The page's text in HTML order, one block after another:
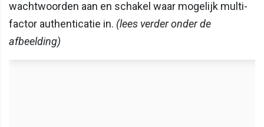
wachtwoorden aan en schakel waar mogelijk multi-
factor authenticatie in. (lees verder onder de
afbeelding)